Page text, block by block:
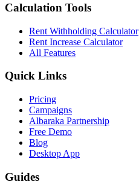
Calculation Tools
Rent Withholding Calculator
Rent Increase Calculator
All Features
Quick Links
Pricing
Campaigns
Albaraka Partnership
Free Demo
Blog
Desktop App
Guides